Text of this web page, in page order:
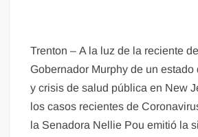
Trenton – A la luz de la reciente
Gobernador Murphy de un estado
y crisis de salud pública en New
los casos recientes de
la Senadora Nellie Pou emitió la